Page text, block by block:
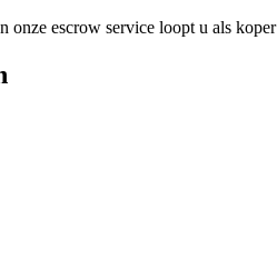
onze escrow service loopt u als